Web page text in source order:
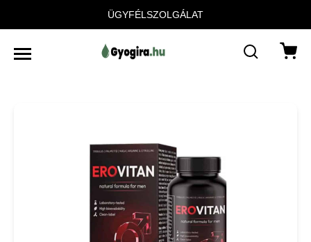
ÜGYFÉLSZOLGÁLAT